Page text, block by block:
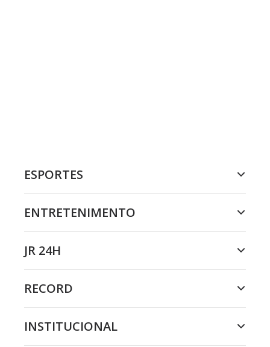
ESPORTES
ENTRETENIMENTO
JR 24H
RECORD
INSTITUCIONAL